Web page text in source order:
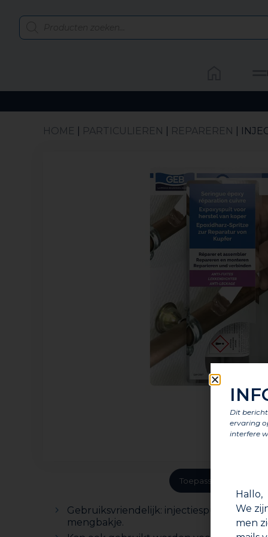
HOME PARTICULIEREN REPAREREN |
Toepassing
Gebruiksvriendelijk: injectiespuit voor
mengbakje.
Dit
ervaring
interfere
Hallo,
We
men